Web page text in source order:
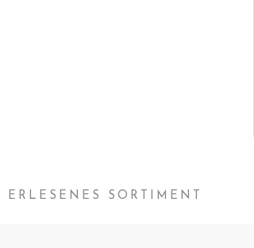
ERLESENES SORTIMENT